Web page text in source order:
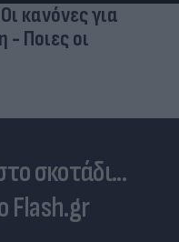
κανόνες για
- Ποιες οι
σκοτάδι...
Flash.gr